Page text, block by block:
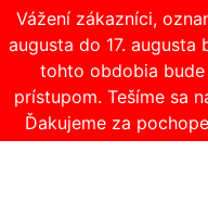
Vážení zákazníci,
augusta do 17. augusta
tohto obdobia bude
prístupom. Tešíme sa
Ďakujeme za